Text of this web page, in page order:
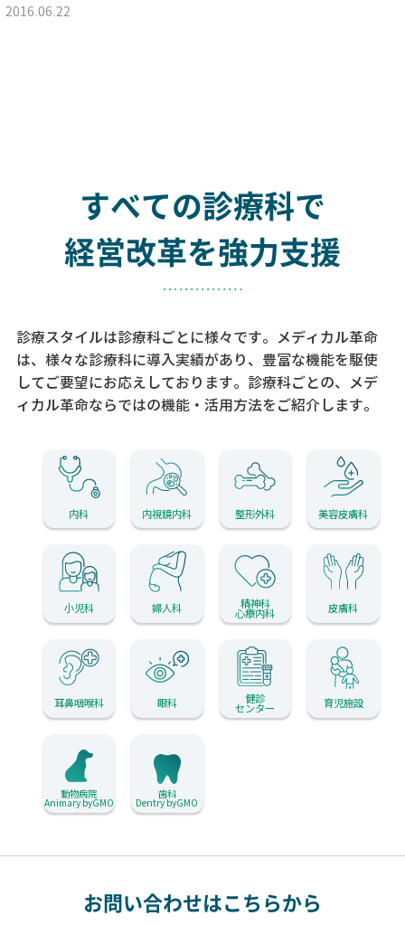
2016.06.22
すべての診療科で
経営改革を強力支援
診療スタイルは診療科ごとに様々です。メディカル革命
は、様々な診療科に導入実績があり、 豊富な機能を駆使
してご要望にお応えしております。 診療科ごとの、メデ
ィカル革命ならではの機能・活用方法をご紹介します。
内科 内視鏡内科 整形外科 美容皮膚科
小児科 婦人科 精神科
心療内科 皮膚科
耳鼻咽喉科 眼科 健診
センター 育児施設
動物病院
Animary byGMO
歯科
Dentry byGMO
お問い合わせはこちらから